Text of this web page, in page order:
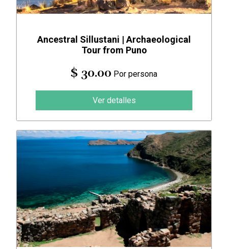
Ancestral Sillustani | Archaeological
Tour from Puno
$ 30.00 Por persona
Ver detalles